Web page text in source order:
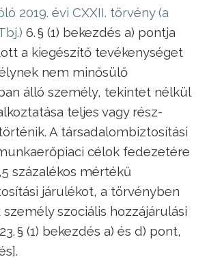
2019. évi CXXII. törvény (a
6. § (1) bekezdés a) pontja
a kiegészítő tevékenységet
nem minősülő
álló személy, tekintet nélkül
teljes vagy rész-
A társadalombiztosítási
célok fedezetére
százalékos mértékű
járulékot, a törvényben
szociális hozzájárulási
§ (1) bekezdés a) és d) pont,